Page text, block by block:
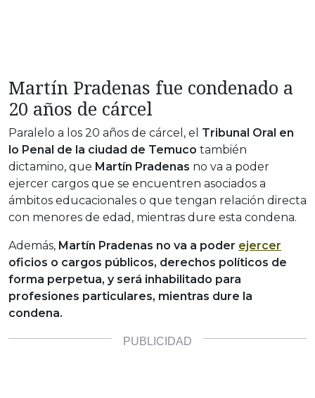
Martín Pradenas fue condenado a
20 años de cárcel
Paralelo a los 20 años de cárcel, el Tribunal Oral en
lo Penal de la ciudad de Temuco también
dictamino, que Martín Pradenas no va a poder
ejercer cargos que se encuentren asociados a
ámbitos educacionales o que tengan relación directa
con menores de edad, mientras dure esta condena.
Además, Martín Pradenas no va a poder ejercer
oficios o cargos públicos, derechos políticos de
forma perpetua, y será inhabilitado para
profesiones particulares, mientras dure la
condena.